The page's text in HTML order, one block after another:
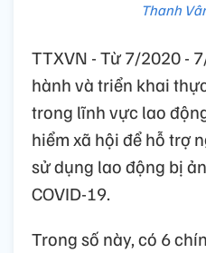
Thanh
TTXVN - Từ 7/2020 -
hành và triển khai
trong lĩnh vực lao
hiểm xã hội để hỗ trợ
sử dụng lao động bị
COVID-19.
Trong số này, có 6